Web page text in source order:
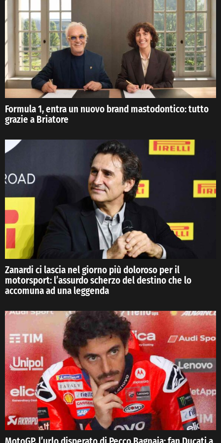
Formula 1, entra un nuovo brand mastodontico: tutto
grazie a Briatore
Zanardi ci lascia nel giorno più doloroso per il
motorsport: l’assurdo scherzo del destino che lo
accomuna ad una leggenda